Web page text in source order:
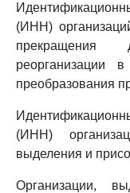
(ИНН)
прекращения
реорганизации
преобразования
(ИНН)
выделения и
Организации,